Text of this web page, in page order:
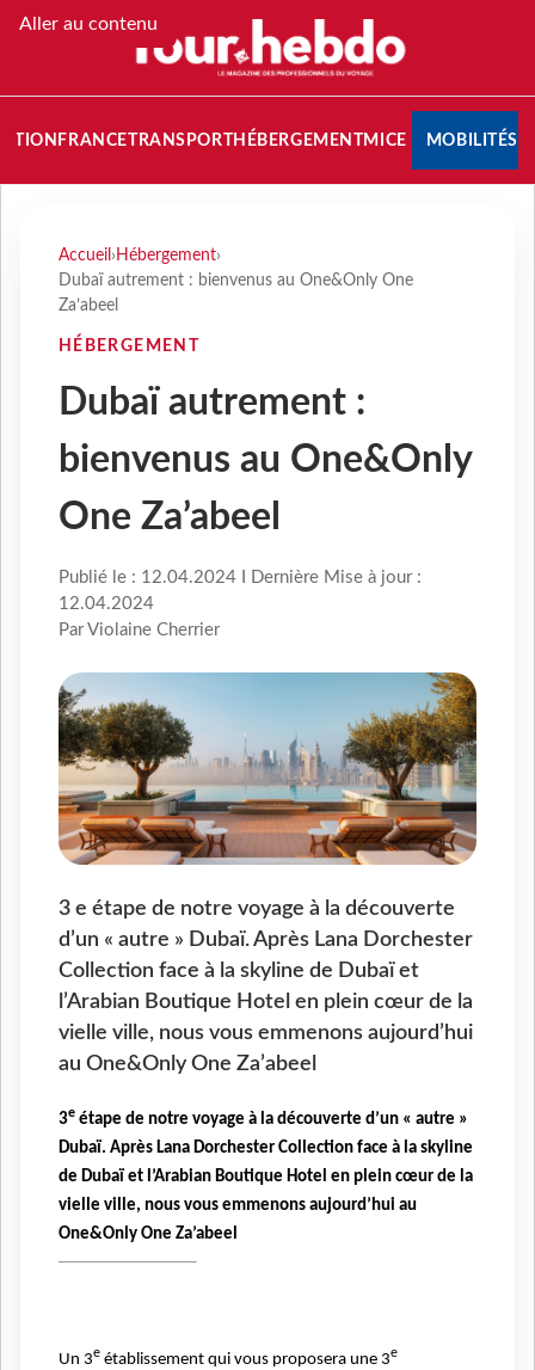
Aller au contenu
FRANCETRANSPORT HÉBERGEMENTMICE MOBILITÉS
Accueil › Hébergement›
Dubaï autrement : bienvenus au One&Only One
Za’abeel
HÉBERGEMENT
Dubaï autrement :
bienvenus au One&Only
One Za’abeel
Publié le : 12.04.2024 I Dernière Mise à jour :
12.04.2024
Par Violaine Cherrier
3 e étape de notre voyage à la découverte
d’un « autre » Dubaï. Après Lana Dorchester
Collection face à la skyline de Dubaï et
l’Arabian Boutique Hotel en plein cœur de la
vielle ville, nous vous emmenons aujourd’hui
au One&Only One Za’abeel
3e étape de notre voyage à la découverte d’un « autre »
Dubaï. Après Lana Dorchester Collection face à la skyline
de Dubaï et l’Arabian Boutique Hotel en plein cœur de la
vielle ville, nous vous emmenons aujourd’hui au
One&Only One Za’abeel
Un 3e établissement qui vous proposera une 3e